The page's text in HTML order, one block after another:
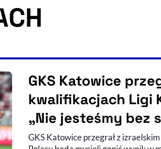
GKS Katowice
kwalifikacjach Ligi
„Nie jesteśmy bez
GKS Katowice przegrał z